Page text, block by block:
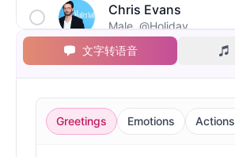
Chris Evans
Male @Holiday
Christopher Walken
Male @Kairox
文字转语音
Greetings Emotions Actions